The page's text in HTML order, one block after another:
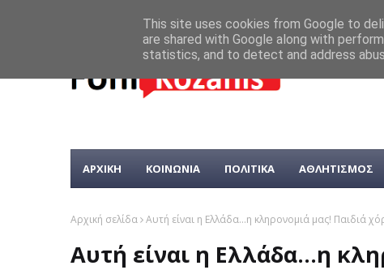
ΑΡΧΙΚΗ ΚΟΙΝΩΝΙΑ ΠΟΛΙΤΙΚΑ ΑΘΛΗΤΙΣΜΟΣ
Αρχική σελίδα Αυτή είναι η Ελλάδα...η κληρονομιά μας! Παιδιά
Αυτή είναι η Ελλάδα...η
This site uses cookies from Google to
are shared with Google along with
statistics, and to detect and address